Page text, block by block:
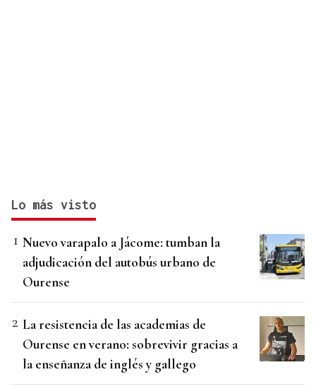
Lo más visto
Nuevo varapalo a Jácome: tumban la
adjudicación del autobús urbano de
Ourense
La resistencia de las academias de
Ourense en verano: sobrevivir gracias a
la enseñanza de inglés y gallego